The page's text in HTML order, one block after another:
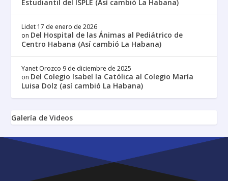
Estudiantil del ISPLE (Así cambió La Habana)
Lidet 17 de enero de 2026
on Del Hospital de las Ánimas al Pediátrico de
Centro Habana (Así cambió La Habana)
Yanet Orozco 9 de diciembre de 2025
on Del Colegio Isabel la Católica al Colegio María
Luisa Dolz (así cambió La Habana)
Galería de Videos